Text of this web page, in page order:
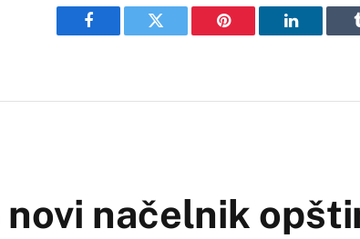
Facebook Twitter Pinterest LinkedIn
načelnik